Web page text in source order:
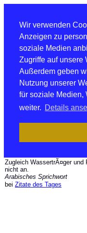
Wir verwenden
Anzeigen zu
soziale Medien
Zugriffe auf unsere
Außerdem geben
Nutzung unserer
für soziale Medien,
weiter. Details
Zugleich WassertrÃ¤ger und
nicht an.
Arabisches Sprichwort
bei Zitate des Tages